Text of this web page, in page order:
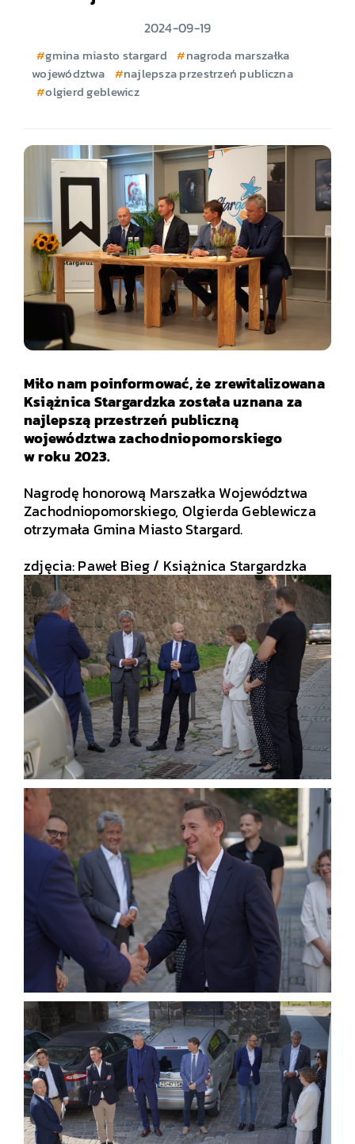
2024-09-19
gmina miasto stargard
nagroda marszałka
województwa
najlepsza przestrzeń publiczna
olgierd geblewicz
Miło nam poinformować, że zrewitalizowana
Książnica Stargardzka została uznana za
najlepszą przestrzeń publiczną
województwa zachodniopomorskiego
w roku 2023.
Nagrodę honorową Marszałka Województwa
Zachodniopomorskiego, Olgierda Geblewicza
otrzymała Gmina Miasto Stargard.
zdjęcia: Paweł Bieg / Książnica Stargardzka